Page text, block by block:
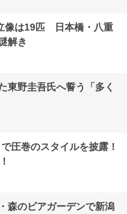
像は19匹 日本橋・八重
解き
東野圭吾氏へ誓う「多く
圧巻のスタイルを披露！
森のビアガーデンで新潟